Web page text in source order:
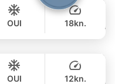
฿ 62,100
JOURNÉE
฿ 128,300
OUI 18kn.
OUI 12kn.